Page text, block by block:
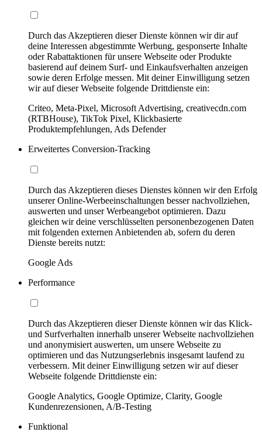
Durch das Akzeptieren dieser Dienste können wir dir auf
deine Interessen abgestimmte Werbung, gesponserte Inhalte
oder Rabattaktionen für unsere Webseite oder Produkte
basierend auf deinem Surf- und Einkaufsverhalten anzeigen
sowie deren Erfolge messen. Mit deiner Einwilligung setzen
wir auf dieser Webseite folgende Drittdienste ein:
Criteo, Meta-Pixel, Microsoft Advertising, creativecdn.com
(RTBHouse), TikTok Pixel, Klickbasierte
Produktempfehlungen, Ads Defender
Erweitertes Conversion-Tracking
Durch das Akzeptieren dieses Dienstes können wir den Erfolg
unserer Online-Werbeeinschaltungen besser nachvollziehen,
auswerten und unser Werbeangebot optimieren. Dazu
gleichen wir deine verschlüsselten personenbezogenen Daten
mit folgenden externen Anbietenden ab, sofern du deren
Dienste bereits nutzt:
Google Ads
Performance
Durch das Akzeptieren dieser Dienste können wir das Klick-
und Surfverhalten innerhalb unserer Webseite nachvollziehen
und anonymisiert auswerten, um unsere Webseite zu
optimieren und das Nutzungserlebnis insgesamt laufend zu
verbessern. Mit deiner Einwilligung setzen wir auf dieser
Webseite folgende Drittdienste ein:
Google Analytics, Google Optimize, Clarity, Google
Kundenrezensionen, A/B-Testing
Funktional